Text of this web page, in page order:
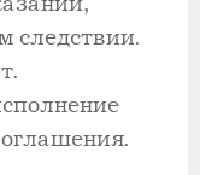
следствии.